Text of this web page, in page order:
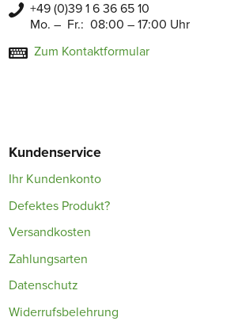
+49 (0)39 1 6 36 65 10
Mo. – Fr.: 08:00 – 17:00 Uhr
Zum Kontaktformular
Kundenservice
Ihr Kundenkonto
Defektes Produkt?
Versandkosten
Zahlungsarten
Datenschutz
Widerrufsbelehrung